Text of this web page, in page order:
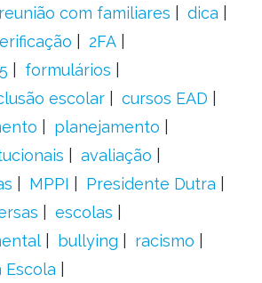
reunião com familiares
dica
2FA
formulários
escolar
cursos EAD
planejamento
avaliação
MPPI
Presidente Dutra
escolas
bullying
racismo
Escola